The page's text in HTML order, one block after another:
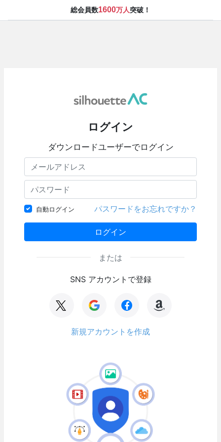
総会員数1600万人突破！
ログイン
ダウンロードユーザーでログイン
自動ログイン パスワードをお忘れですか？
ログイン
または
SNS アカウントで登録
新規アカウントを作成